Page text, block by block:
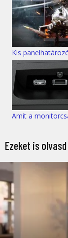
Kis
Amit a
Ezeket is